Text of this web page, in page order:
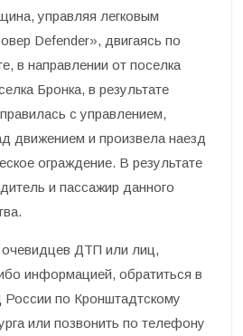
управляя легковым
Defender», двигаясь по
в направлении от поселка
Бронка, в результате
с управлением,
движением и произвела наезд
ограждение. В результате
и пассажир данного
ДТП или лиц,
информацией, обратиться в
по Кронштадтскому
или позвонить по телефону